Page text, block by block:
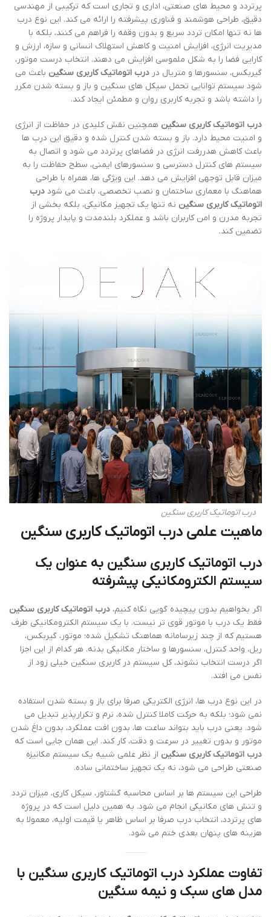
پرتردد و محیط های صنعتی، اداری و تجاری است که ترکیبی از مهندسی
دقیق، طراحی هوشمند و فناوری پیشرفته را ارائه می کند. این نوع درب
ها نه تنها امکان تردد سریع و بدون وقفه را فراهم می کنند، بلکه با
مدیریت انرژی، افزایش امنیت و کاهش استهلاک انسانی و سازه، ارزش و
کارایی فضا را به شکل ملموسی افزایش می دهند. انتخاب درست موتور،
گیربکس، سنسورها و متریال در درب اتوماتیک کاربری سنگین باعث می
شود سیستم توانایی تحمل سیکل های سنگین و باز و بسته شدن مکرر
را داشته باشد و تجربه کاربری روان و مطمئن ایجاد کند.
درب اتوماتیک کاربری سنگین همچنین نقش کلیدی در حفاظت از انرژی
و امنیت محیط دارد. باز و بسته شدن کنترل شده و دقیق این درب ها
باعث کاهش هدررفت انرژی در فضاهای پرتردد می شود و اتصال به
سیستم های کنترل دسترسی و سنسورهای ایمنی، سطح حفاظت را به
میزان قابل توجهی افزایش می دهد. این ویژگی ها، همراه با طراحی
هماهنگ با معماری ساختمان و نصب تخصصی، باعث می شود درب
اتوماتیک کاربری سنگین نه تنها یک تجهیز مکانیکی، بلکه بخشی از
تجربه مدرن و امن کاربران باشد و عملکرد بلندمدت و پایدار پروژه را
تضمین کند.
درب اتوماتیک کاربری سنگین
ماهیت علمی درب اتوماتیک کاربری سنگین
درب اتوماتیک کاربری سنگین به عنوان یک
سیستم الکترومکانیکی پیشرفته
اگر بخواهیم بدون پیچیده گویی نگاه کنیم، درب اتوماتیک کاربری سنگین
فقط یک درب با موتور قوی تر نیست. با یک سیستم الکترومکانیکی طرف
هستیم که از چند زیرسامانه هماهنگ تشکیل شده؛ موتور، گیربکس،
ریل، واحد کنترل، سنسورها و ساختار مکانیکی بدنه. هر کدام از این اجزا
اگر درست انتخاب نشوند، کل سیستم در کاربری سنگین خیلی زود از
نفس می افتد.
در این نوع درب ها، انرژی الکتریکی صرفا برای باز و بسته شدن استفاده
نمی شود؛ بلکه به حرکت کاملا کنترل شده، نرم و تکرارپذیر تبدیل می
شود. یعنی درب باید بتواند ساعت ها، بدون افت عملکرد، بدون داغ شدن
موتور و بدون تغییر در سرعت و دقت، کار کند. این همان جایی است که
درب اتوماتیک کاربری سنگین از نظر علمی شبیه یک سیستم مکانیزه
صنعتی طراحی می شود، نه یک تجهیز ساختمانی ساده.
طراحی این سیستم ها بر اساس محاسبه گشتاور، سیکل کاری، میزان تردد
و تنش های مکانیکی انجام می شود. به همین دلیل است که در پروژه
های پرتردد، انتخاب درب صرفا بر اساس ظاهر یا قیمت اولیه، معمولا به
هزینه های پنهان بعدی ختم می شود.
تفاوت عملکرد درب اتوماتیک کاربری سنگین با
مدل های سبک و نیمه سنگین